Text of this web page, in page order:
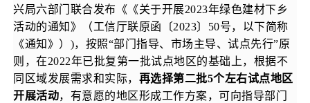
兴局六部门联合发布《 《关于开展2023年绿色建材下乡
活动的通知》（工信厅联原函〔2023〕50号，以下简称
《通知》） )， 按照“部门指导、市场主导、试点先行”原
则，在2022年已批复第一批试点地区的基础上，根据不
同区域发展需求和实际， 再选择第二批5个左右试点地区
开展活动，有意愿的地区形成工作方案，可向指导部门